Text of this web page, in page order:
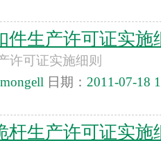
件生产许可证实施
许可证实施细则
mongell 日期： 2011-07-18
杆生产许可证实施